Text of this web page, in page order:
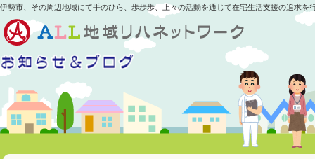
伊勢市、その周辺地域にて手のひら、歩歩歩、上々の活動を通じて在宅生活支援の追求を